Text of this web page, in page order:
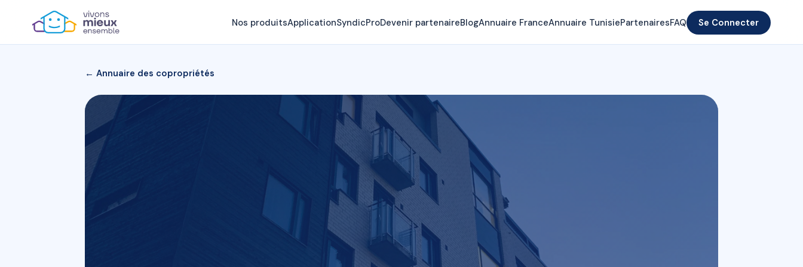
Nos produitsApplicationSyndicProDevenir partenaireBlogAnnuaire FranceAnnuaire TunisiePartenairesFAQ Se Connecter
← Annuaire des copropriétés